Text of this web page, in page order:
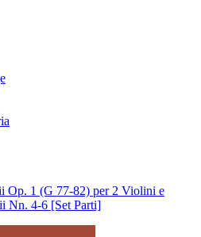
Op. 1 (G 77-82) per 2 Violini e
Nn. 4-6 [Set Parti]